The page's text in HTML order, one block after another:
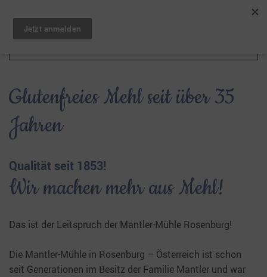
Zum Hauptinhalt springen
Glutenfreies Mehl seit über 35
Jahren
Qualität seit 1853!
Wir machen mehr aus Mehl!
Das ist der Leitspruch der Mantler-Mühle Rosenburg!
Die Mantler-Mühle in Rosenburg – Österreich ist schon
seit Generationen im Besitz der Familie Mantler und war